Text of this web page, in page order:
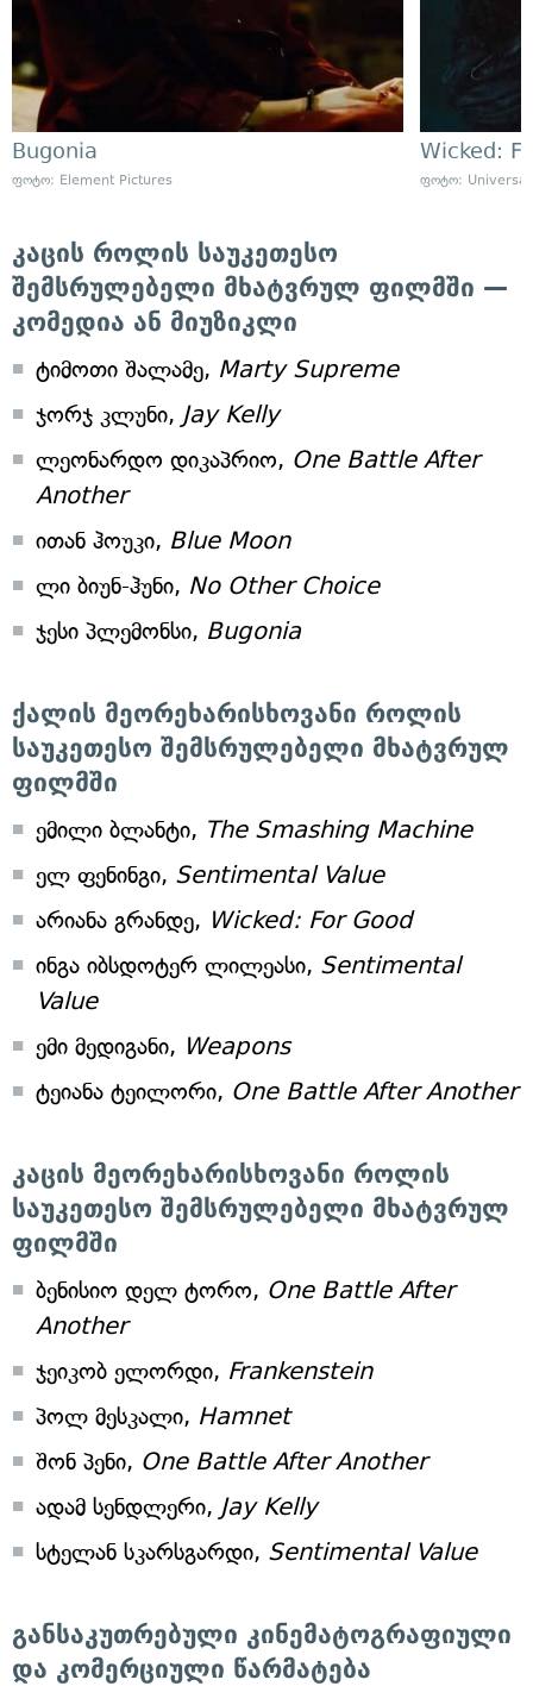
Bugonia
ფოტო: Element Pictures
Wicked:
ფოტო: Universal
კაცის როლის საუკეთესო
შემსრულებელი მხატვრულ ფილმში —
კომედია ან მიუზიკლი
ტიმოთი შალამე, Marty Supreme
ჯორჯ კლუნი, Jay Kelly
ლეონარდო დიკაპრიო, One Battle After
Another
ითან ჰოუკი, Blue Moon
ლი ბიუნ-ჰუნი, No Other Choice
ჯესი პლემონსი, Bugonia
ქალის მეორეხარისხოვანი როლის
საუკეთესო შემსრულებელი მხატვრულ
ფილმში
ემილი ბლანტი, The Smashing Machine
ელ ფენინგი, Sentimental Value
არიანა გრანდე, Wicked: For Good
ინგა იბსდოტერ ლილეასი, Sentimental
Value
ემი მედიგანი, Weapons
ტეიანა ტეილორი, One Battle After Another
კაცის მეორეხარისხოვანი როლის
საუკეთესო შემსრულებელი მხატვრულ
ფილმში
ბენისიო დელ ტორო, One Battle After
Another
ჯეიკობ ელორდი, Frankenstein
პოლ მესკალი, Hamnet
შონ პენი, One Battle After Another
ადამ სენდლერი, Jay Kelly
სტელან სკარსგარდი, Sentimental Value
განსაკუთრებული კინემატოგრაფიული
და კომერციული წარმატება